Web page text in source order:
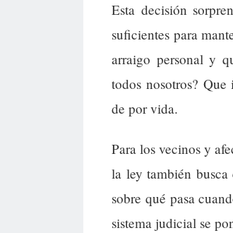
Esta decisión
suficientes para
arraigo personal y
todos nosotros?
de por vida.
Para los vecinos y
la ley también
sobre qué pasa
sistema judicial se